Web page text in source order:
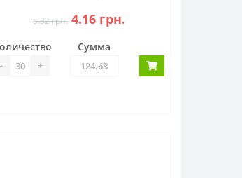
5.32 грн. 4.16 грн.
- +
Сумма